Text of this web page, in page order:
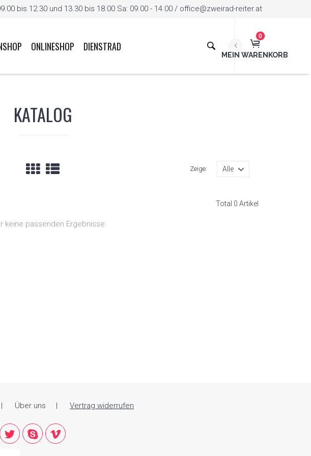
bis 12.30 und 13.30 bis 18.00 Sa: 09.00 - 14.00 / office@zweirad-reiter.at
0
MEIN WARENKORB
ONLINESHOP DIENSTRAD
KATALOG
Zeige:
Total 0 Artikel
keine passenden Ergebnisse
Über uns Vertrag widerrufen